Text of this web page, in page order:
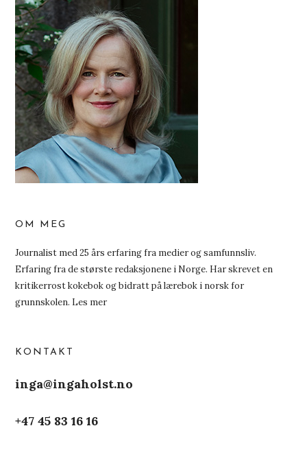
OM MEG
Journalist med 25 års erfaring fra medier og samfunnsliv.
Erfaring fra de største redaksjonene i Norge. Har skrevet en
kritikerrost kokebok og bidratt på lærebok i norsk for
grunnskolen. Les mer
KONTAKT
inga@ingaholst.no
+47 45 83 16 16